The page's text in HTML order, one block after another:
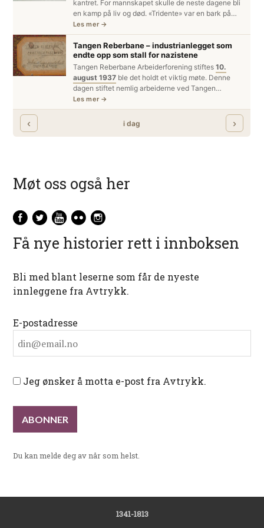
Møt oss også her
Få nye historier rett i innboksen
Bli med blant leserne som får de nyeste
innleggene fra Avtrykk.
E-postadresse
Jeg ønsker å motta e-post fra Avtrykk.
Du kan melde deg av når som helst.
1341-1813